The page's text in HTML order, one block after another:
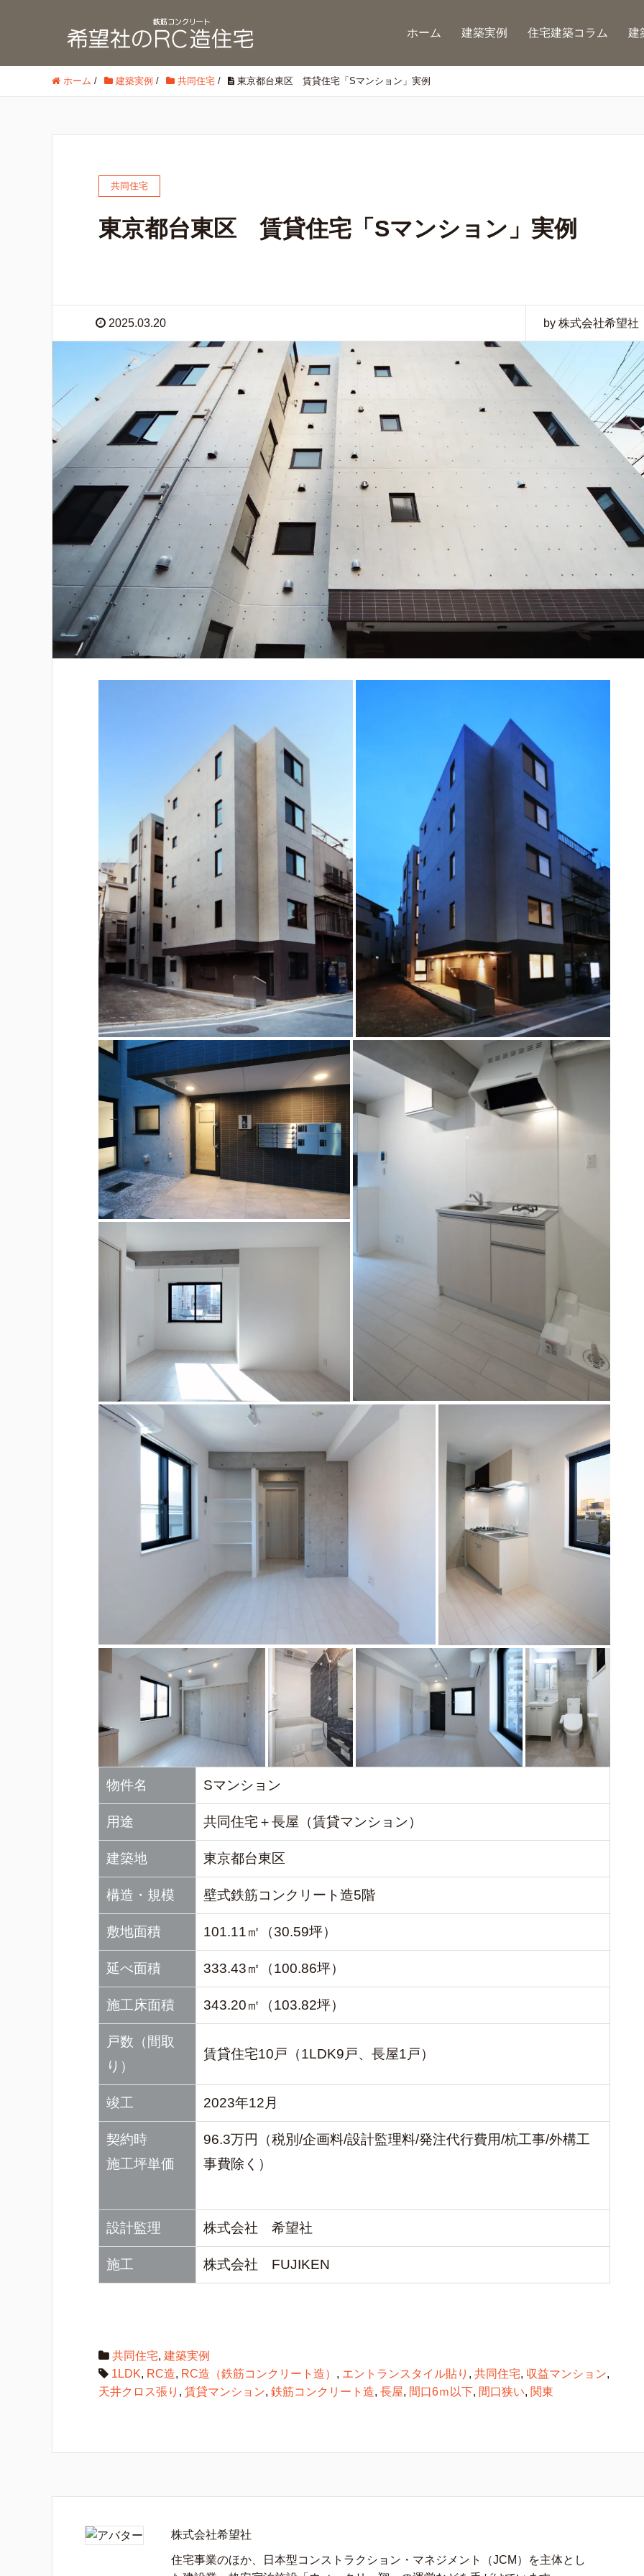
ホーム 建築実例 住宅建築コラム 建
ホーム / 建築実例 / 共同住宅 / 東京都台東区 賃貸住宅「Sマンション」実例
共同住宅
東京都台東区 賃貸住宅「Sマンション」実例
2025.03.20 by 株式会社希望社
物件名 Sマンション
用途 共同住宅＋長屋（賃貸マンション）
建築地 東京都台東区
構造・規模 壁式鉄筋コンクリート造5階
敷地面積 101.11㎡（30.59坪）
延べ面積 333.43㎡（100.86坪）
施工床面積 343.20㎡（103.82坪）
戸数（間取
り）
賃貸住宅10戸（1LDK9戸、長屋1戸）
竣工 2023年12月
契約時
施工坪単価
96.3万円（税別/企画料/設計監理料/発注代行費用/杭工事/外構工
事費除く）
設計監理 株式会社 希望社
施工 株式会社 FUJIKEN
共同住宅, 建築実例
1LDK, RC造, RC造（鉄筋コンクリート造） , エントランスタイル貼り , 共同住宅, 収益マンション,
天井クロス張り , 賃貸マンション, 鉄筋コンクリート造, 長屋, 間口6ｍ以下, 間口狭い, 関東
株式会社希望社
住宅事業のほか、日本型コンストラクション・マネジメント（JCM）を主体とし